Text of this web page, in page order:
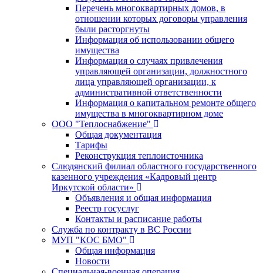
Перечень многоквартирных домов, в
отношении которых договоры управления
были расторгнуты
Информация об использовании общего
имущества
Информация о случаях привлечения
управляющей организации, должностного
лица управляющей организации, к
административной ответственности
Информация о капитальном ремонте общего
имущества в многоквартирном доме
ООО "Теплоснабжение"
Общая документация
Тарифы
Реконструкция теплоисточника
Слюдянский филиал областного государственного
казенного учреждения «Кадровый центр
Иркутской области»
Объявления и общая информация
Реестр госуслуг
Контакты и расписание работы
Служба по контракту в ВС России
МУП "КОС БМО"
Общая информация
Новости